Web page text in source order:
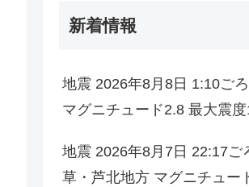
新着情報
地震 2026年8月8日 1:10ご
マグニチュード2.8 最大震
地震 2026年8月7日 22:17ご
草・芦北地方 マグニチュー